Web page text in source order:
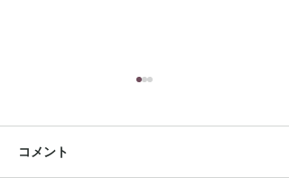
コメント